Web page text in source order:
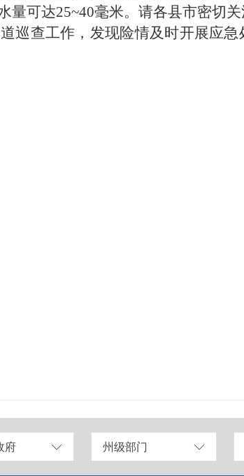
可达25~40毫米。请各县市密切
巡查工作，发现险情及时开展应
府 州级部门